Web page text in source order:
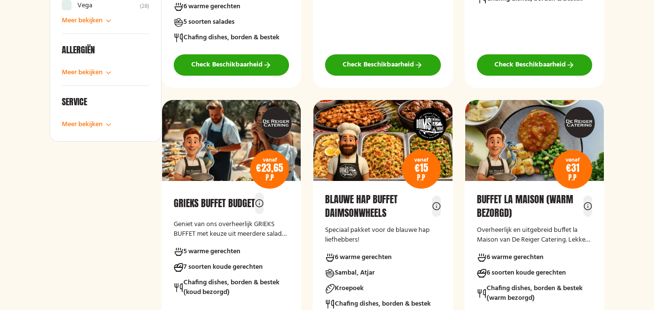
Vega (28)
Meer bekijken
ALLERGIËN
Meer bekijken
SERVICE
Meer bekijken
mee kunnen houden.
6 warme gerechten
5 soorten salades
Chafing dishes, borden & bestek
Check Beschikbaarheid Check Beschikbaarheid Check Beschikbaarheid
vanaf
€23,65
P.P
GRIEKS BUFFET BUDGET
Geniet van ons overheerlijk GRIEKS
BUFFET met keuze uit meerdere salade-
kruidenboter. Laat het smaken!
5 warme gerechten
7 soorten koude gerechten
Chafing dishes, borden & bestek
(koud bezorgd)
vanaf
€15
P.P
BLAUWE HAP BUFFET
DAIMSONWHEELS
Speciaal pakket voor de blauwe hap
liefhebbers!
6 warme gerechten
Sambal, Atjar
Kroepoek
Chafing dishes, borden & bestek
vanaf
€31
P.P
BUFFET LA MAISON (WARM
BEZORGD)
Overheerlijk en uitgebreid buffet la
Maison van De Reiger Catering. Lekker,
6 warme gerechten
6 soorten koude gerechten
Chafing dishes, borden & bestek
(warm bezorgd)